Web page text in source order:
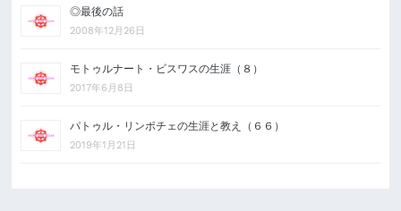
◎最後の話
2008年12月26日
モトゥルナート・ビスワスの生涯（８）
2017年6月8日
パトゥル・リンポチェの生涯と教え（６６）
2019年1月21日